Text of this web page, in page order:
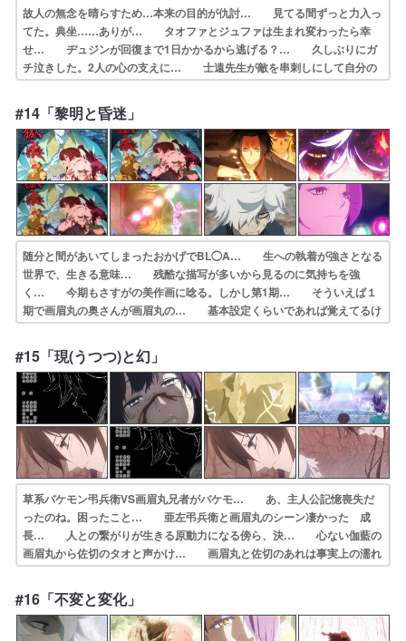
故人の無念を晴らすため…本来の目的が仇討… 見てる間ずっと力入っ
てた。典坐……ありが… タオファとジュファは生まれ変わったら幸
せ… ヂュジンが回復まで1日かかるから逃げる？… 久しぶりにガ
チ泣きした。2人の心の支えに… 士遠先生が敵を串刺しにして自分の
命と引き… 一旦、先生の死亡フラグは回避したけどさ、… 小僧、
お前の持ってる刀を士遠先生に渡せ。… なにこれ泣けるアニメだった
の…？それぞれ… 本当に先生と2人の弟子が尊い。典坐くんマ…
#14「黎明と昏迷」
随分と間があいてしまったおかげでBL◯A… 生への執着が強さとなる
世界で、生きる意味… 残酷な描写が多いから見るのに気持ちを強
く… 今期もさすがの美作画に唸る。しかし第1期… そういえば１
期で画眉丸の奥さんが画眉丸の… 基本設定くらいであれば覚えてるけ
ど、細部… 空白も何もなかったかのように始まった…人… 今期の
デスゲーム枠。忘れた頃にやってくる… 待ってました、2期！相変わ
らず不穏な空気… 1期に比べてガッカリすることも無く、美し…
#15「現(うつつ)と幻」
草系バケモン弔兵衛VS画眉丸兄者がバケモ… あ、主人公記憶喪失だ
ったのね。困ったこと… 亜左弔兵衛と画眉丸のシーン凄かった 成
長… 人との繋がりが生きる原動力になる傍ら、決… 心ない伽藍の
画眉丸から佐切のタオと声かけ… 画眉丸と佐切のあれは事実上の濡れ
場なのか… 記憶戻って良かった（*´▽｀*）奥さんは… メイは兄さ
んと画眉丸を分断して、画眉丸を… 記憶戻って良かった（*´▽｀*）悪
さんは… がらんどうな画眉丸の心が満たされてゆくそ…
#16「不変と変化」